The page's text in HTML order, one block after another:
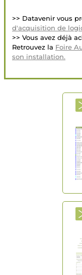
>> Datavenir vous
d'acquisition de
>> Vous avez déjà
Retrouvez la Foire
son installation.